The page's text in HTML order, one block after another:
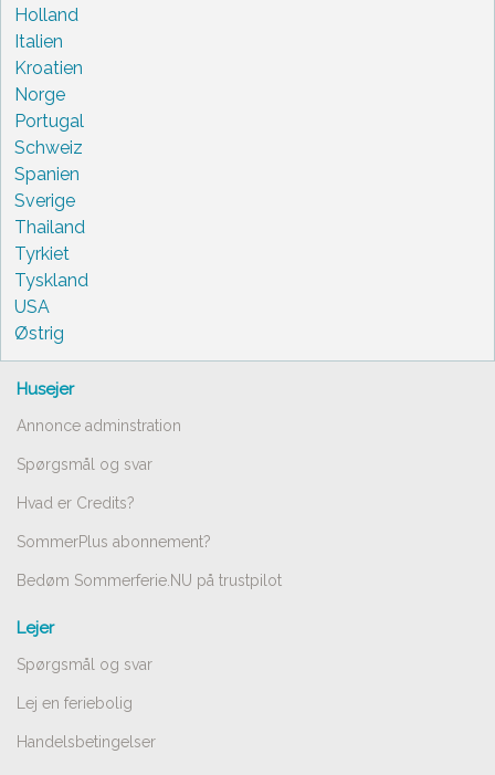
Holland
Italien
Kroatien
Norge
Portugal
Schweiz
Spanien
Sverige
Thailand
Tyrkiet
Tyskland
USA
Østrig
Husejer
Annonce adminstration
Spørgsmål og svar
Hvad er Credits?
SommerPlus abonnement?
Bedøm Sommerferie.NU på trustpilot
Lejer
Spørgsmål og svar
Lej en feriebolig
Handelsbetingelser